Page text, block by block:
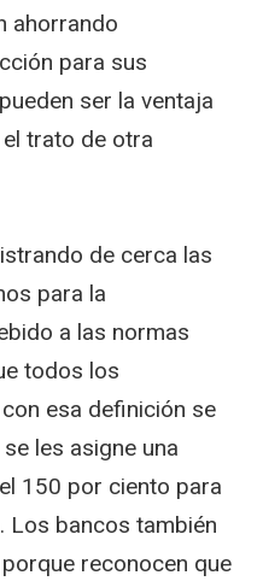
ahorrando
para sus
ser la ventaja
trato de otra
de cerca las
para la
a las normas
todos los
esa definición se
les asigne una
150 por ciento para
Los bancos también
reconocen que